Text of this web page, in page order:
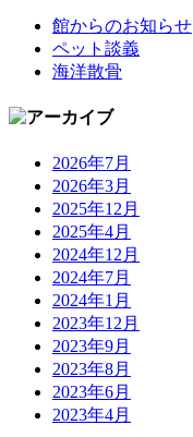
館からのお知らせ
ペット談義
海洋散骨
2026年7月
2026年3月
2025年12月
2025年4月
2024年12月
2024年7月
2024年1月
2023年12月
2023年9月
2023年8月
2023年6月
2023年4月